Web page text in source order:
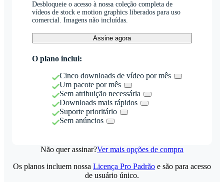
Desbloqueie o acesso à nossa coleção completa de
vídeos de stock e motion graphics liberados para uso
comercial. Imagens não incluídas.
Assine agora
O plano inclui:
Cinco downloads de vídeo por mês
Um pacote por mês
Sem atribuição necessária
Downloads mais rápidos
Suporte prioritário
Sem anúncios
Não quer assinar?Ver mais opções de compra
Os planos incluem nossa Licença Pro Padrão e são para acesso
de usuário único.